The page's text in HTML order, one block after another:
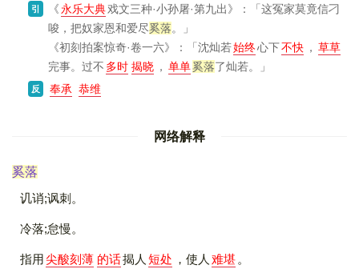
引 《 永乐大典戏文三种·小孙屠·第九出》
：「这冤家莫竟信刁
唆，把奴家恩和爱尽奚落。」
《初刻拍案惊奇·卷一六》
：「沈灿若始终心下不快 ， 草草
完事。过不 多时 揭晓 ， 单单奚落了灿若。」
反 奉承 恭维
网络解释
奚落
讥诮;讽刺。
冷落;怠慢。
指用 尖酸刻薄 的话揭人 短处 ，使人 难堪 。